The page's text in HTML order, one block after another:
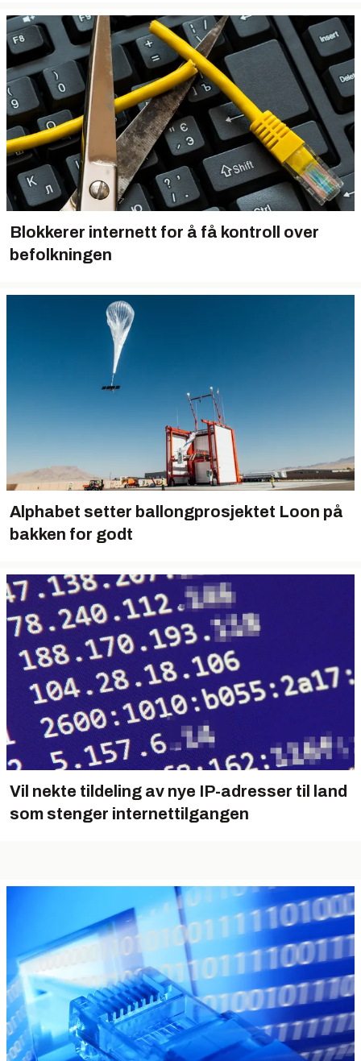
Blokkerer internett for å få kontroll over
befolkningen
Alphabet setter ballongprosjektet Loon på
bakken for godt
Vil nekte tildeling av nye IP-adresser til land
som stenger internettilgangen